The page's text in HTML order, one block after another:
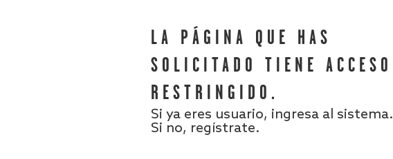
LA PÁGINA QUE HAS
SOLICITADO TIENE ACCESO
RESTRINGIDO.
Si ya eres usuario, ingresa al sistema.
Si no, regístrate.